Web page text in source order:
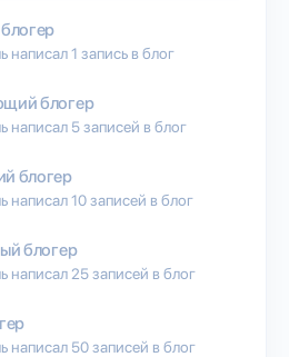
написал 1 запись в блог
блогер
написал 5 записей в блог
блогер
написал 10 записей в блог
блогер
написал 25 записей в блог
написал 50 записей в блог